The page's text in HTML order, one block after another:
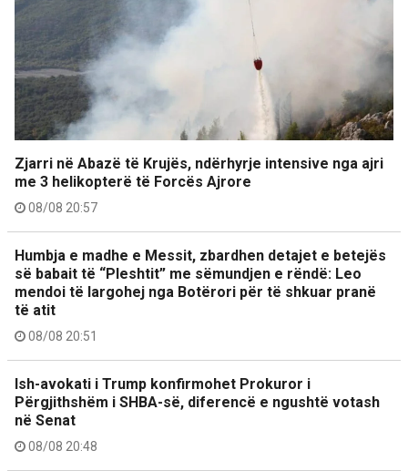
Zjarri në Abazë të Krujës, ndërhyrje intensive nga ajri
me 3 helikopterë të Forcës Ajrore
08/08 20:57
Humbja e madhe e Messit, zbardhen detajet e betejës
së babait të “Pleshtit” me sëmundjen e rëndë: Leo
mendoi të largohej nga Botërori për të shkuar pranë
të atit
08/08 20:51
Ish-avokati i Trump konfirmohet Prokuror i
Përgjithshëm i SHBA-së, diferencë e ngushtë votash
në Senat
08/08 20:48